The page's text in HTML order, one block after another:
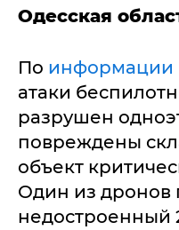
Одесская
По информации
атаки
разрушен
повреждены
объект
Один из дронов
недостроенный